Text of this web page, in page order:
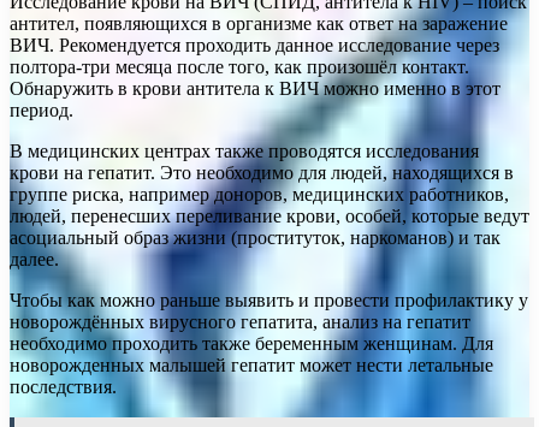
антител, появляющихся в организме как ответ на заражение
ВИЧ. Рекомендуется проходить данное исследование через
полтора-три месяца после того, как произошёл контакт.
Обнаружить в крови антитела к ВИЧ можно именно в этот
период.
В медицинских центрах также проводятся исследования
крови на гепатит. Это необходимо для людей, находящихся в
группе риска, например доноров, медицинских работников,
людей, перенесших переливание крови, особей, которые ведут
асоциальный образ жизни (проституток, наркоманов) и так
далее.
Чтобы как можно раньше выявить и провести профилактику у
новорождённых вирусного гепатита, анализ на гепатит
необходимо проходить также беременным женщинам. Для
новорожденных малышей гепатит может нести летальные
последствия.